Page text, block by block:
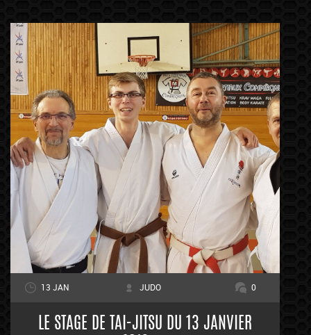
13 JAN JUDO 0
LE STAGE DE TAI-JITSU DU 13 JANVIER